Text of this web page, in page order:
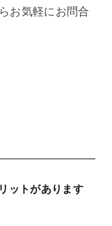
お気軽にお問合
ットがあります